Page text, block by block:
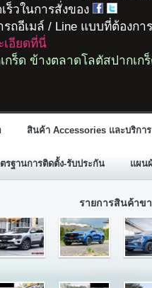
ร็วในการสั่งของ
อีเมล์ / Line แบบที่ต้องกา
เอียดที่นี่
กร็ด ข้างตลาดโลตัสปากเก
สินค้า Accessories และบริการ
รฐานการติดตั้ง-รับประกัน แผน
รายการสินค้าข